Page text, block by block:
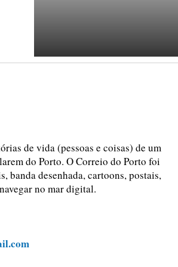
de vida (pessoas e coisas) de um
do Porto. O Correio do Porto foi
desenhada, cartoons, postais,
no mar digital.